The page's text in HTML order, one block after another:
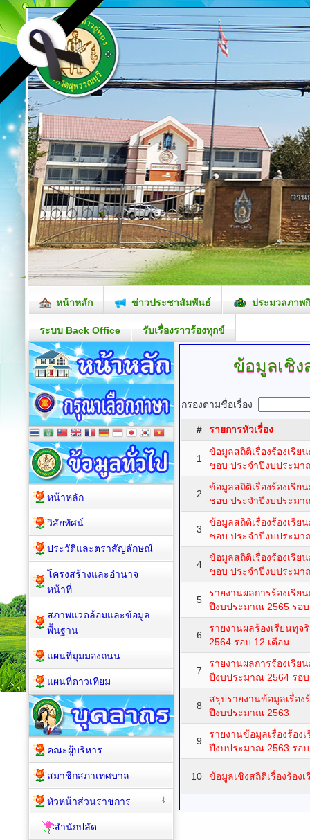
หน้าหลัก ข่าวประชาสัมพันธ์ ประมวลภาพ
ระบบ Back Office รับเรื่องราวร้องทุกข์
ข้อมูลเชิง
กรองตามชื่อเรื่อง
# รายการหัวเรื่อง
1
ข้อมูลสถิติเรื่องร้องเรีย
ชอบ ประจำปีงบประมา
2
ข้อมูลสถิติเรื่องร้องเรีย
ชอบ ประจำปีงบประมา
3
ข้อมูลสถิติเรื่องร้องเรีย
ชอบ ประจำปีงบประมา
4
ข้อมูลสถิติเรื่องร้องเรีย
ชอบ ประจำปีงบประมา
5
รายงานผลการร้องเรีย
ปีงบประมาณ 2565 รอ
6
รายงานผลร้องเรียนทุ
2564 รอบ 12 เดือน
7
รายงานผลการร้องเรีย
ปีงบประมาณ 2564 รอ
8
สรุปรายงานข้อมูลเรื่อง
ปีงบประมาณ 2563
9
รายงานข้อมูลเรื่องร้อง
ปีงบประมาณ 2563 รอ
10 ข้อมูลเชิงสถิติเรื่องร้อง
หน้าหลัก
วิสัยทัศน์
ประวัติและตราสัญลักษณ์
โครงสร้างและอำนาจ
หน้าที่
สภาพแวดล้อมและข้อมูล
พื้นฐาน
แผนที่มุมมองถนน
แผนที่ดาวเทียม
คณะผู้บริหาร
สมาชิกสภาเทศบาล
หัวหน้าส่วนราชการ
สำนักปลัด